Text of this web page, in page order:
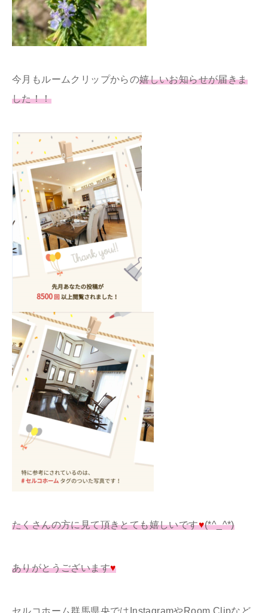
今月もルームクリップからの嬉しいお知らせが届きま
した！！
たくさんの方に見て頂きとても嬉しいです♥(*^_^*)
ありがとうございます♥
セルコホーム群馬県央ではInstagramやRoom Clipなど